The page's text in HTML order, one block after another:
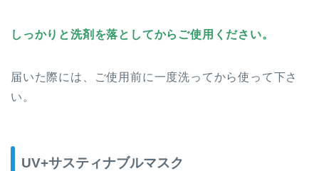
しっかりと洗剤を落としてからご使用ください。
届いた際には、ご使用前に一度洗ってから使って下さ
い。
UV+サスティナブルマスク